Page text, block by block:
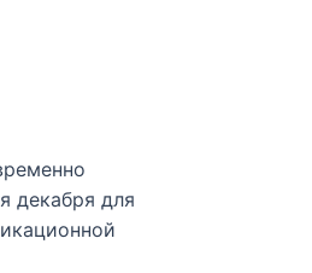
декабря для